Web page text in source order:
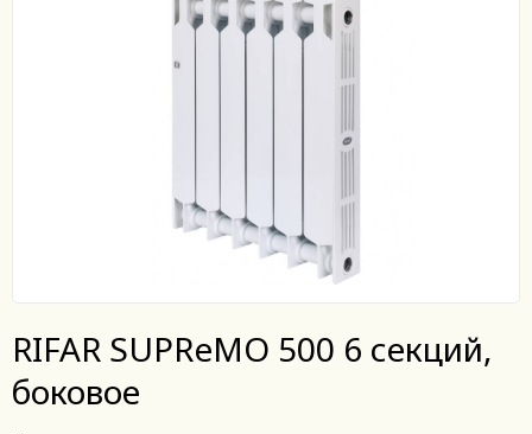
RIFAR SUPReMO 500 6 секций,
боковое